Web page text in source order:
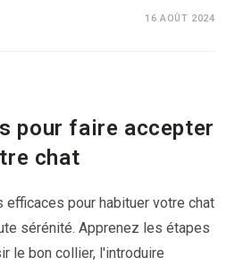
16 AOÛT 2024
pour faire accepter
chat
pour habituer votre chat
sérénité. Apprenez les étapes
le bon collier, l'introduire